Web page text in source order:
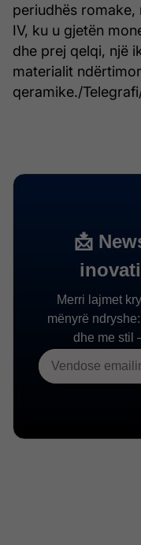
periudhës romake,
IV, ku u gjetën
dhe prej qelqi, një
materialit
qeramike./